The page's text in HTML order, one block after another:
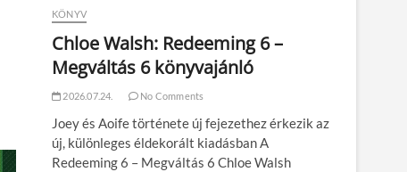
KÖNYV
Chloe Walsh: Redeeming 6 –
Megváltás 6 könyvajánló
2026.07.24. No Comments
Joey és Aoife története új fejezethez érkezik az
új, különleges éldekorált kiadásban A
Redeeming 6 – Megváltás 6 Chloe Walsh